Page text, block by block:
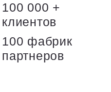
100 000 +
клиентов
100 фабрик
партнеров